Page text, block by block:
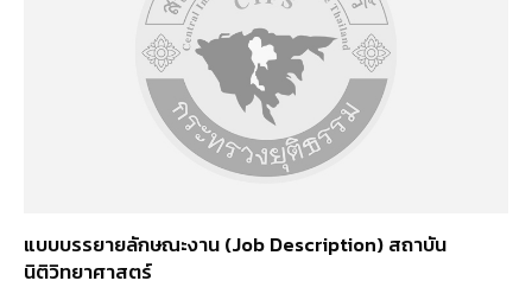
แบบบรรยายลักษณะงาน (Job Description) สถาบัน
นิติวิทยาศาสตร์